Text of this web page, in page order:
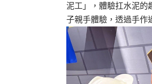
泥工」，體驗扛水泥的
子親手體驗，透過手作